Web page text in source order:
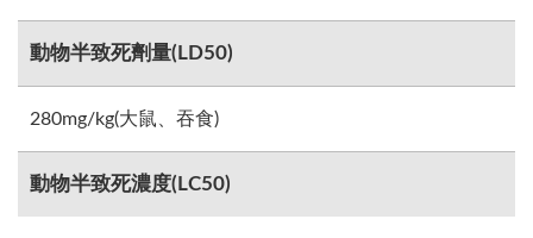
動物半致死劑量(LD50)
280mg/kg(大鼠、吞食)
動物半致死濃度(LC50)